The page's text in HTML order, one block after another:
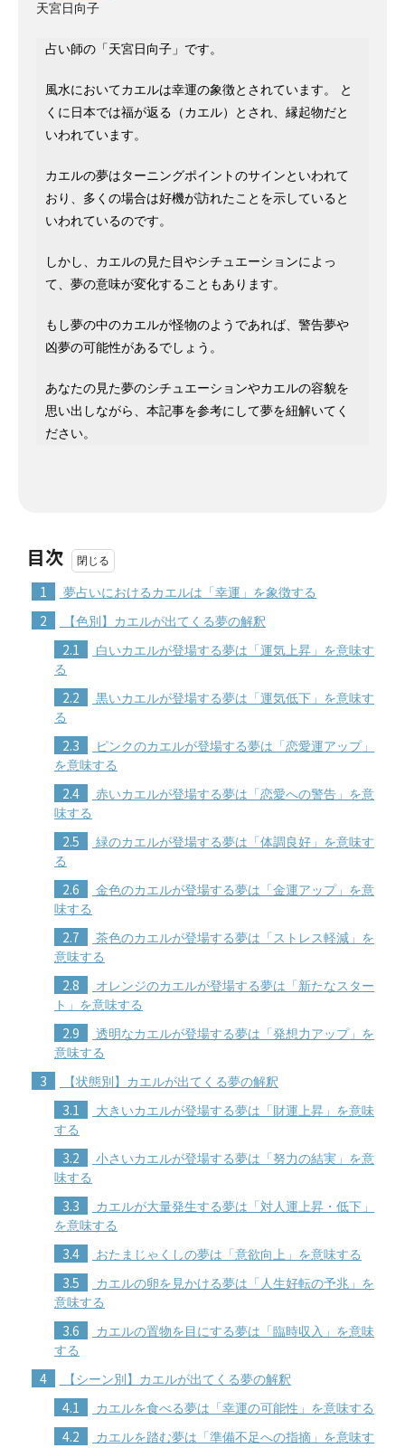
天宮日向子
占い師の「天宮日向子」です。
風水においてカエルは幸運の象徴とされています。 と
くに日本では福が返る（カエル）とされ、縁起物だと
いわれています。
カエルの夢はターニングポイントのサインといわれて
おり、多くの場合は好機が訪れたことを示していると
いわれているのです。
しかし、カエルの見た目やシチュエーションによっ
て、夢の意味が変化することもあります。
もし夢の中のカエルが怪物のようであれば、警告夢や
凶夢の可能性があるでしょう。
あなたの見た夢のシチュエーションやカエルの容貌を
思い出しながら、本記事を参考にして夢を紐解いてく
ださい。
目次
1 夢占いにおけるカエルは「幸運」を象徴する
2 【色別】カエルが出てくる夢の解釈
2.1
白いカエルが登場する夢は「運気上昇」を意味す
る
2.2
黒いカエルが登場する夢は「運気低下」を意味す
る
2.3
ピンクのカエルが登場する夢は「恋愛運アップ」
を意味する
2.4
赤いカエルが登場する夢は「恋愛への警告」を意
味する
2.5
緑のカエルが登場する夢は「体調良好」を意味す
る
2.6
金色のカエルが登場する夢は「金運アップ」を意
味する
2.7
茶色のカエルが登場する夢は「ストレス軽減」を
意味する
2.8
オレンジのカエルが登場する夢は「新たなスター
ト」を意味する
2.9
透明なカエルが登場する夢は「発想力アップ」を
意味する
3 【状態別】カエルが出てくる夢の解釈
3.1
大きいカエルが登場する夢は「財運上昇」を意味
する
3.2
小さいカエルが登場する夢は「努力の結実」を意
味する
3.3
カエルが大量発生する夢は「対人運上昇・低下」
を意味する
3.4 おたまじゃくしの夢は「意欲向上」を意味する
3.5
カエルの卵を見かける夢は「人生好転の予兆」を
意味する
3.6
カエルの置物を目にする夢は「臨時収入」を意味
する
4 【シーン別】カエルが出てくる夢の解釈
4.1 カエルを食べる夢は「幸運の可能性」を意味する
4.2
カエルを踏む夢は「準備不足への指摘」を意味す